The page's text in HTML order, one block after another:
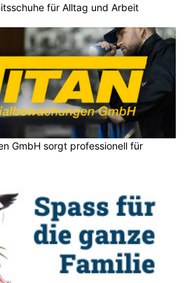
für Alltag und Arbeit
GmbH sorgt professionell für